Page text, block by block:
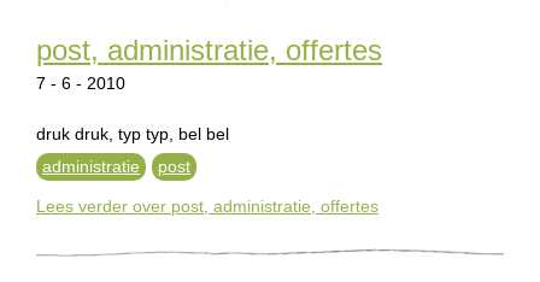
post, administratie, offertes
7 - 6 - 2010
druk druk, typ typ, bel bel
administratie
post
Lees verder over post, administratie, offertes